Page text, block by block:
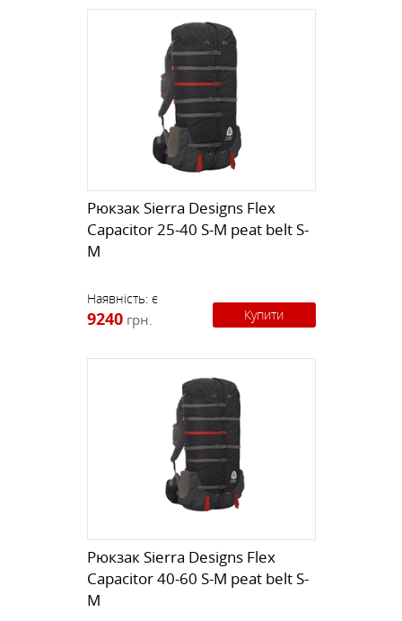
Рюкзак Sierra Designs Flex
Capacitor 25-40 S-M peat belt S-
M
Наявність: є
9240 грн. Купити
Рюкзак Sierra Designs Flex
Capacitor 40-60 S-M peat belt S-
M